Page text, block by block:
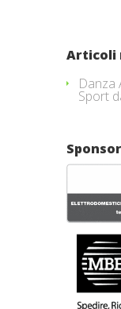
Articoli
Danza
Sport
Sponsor